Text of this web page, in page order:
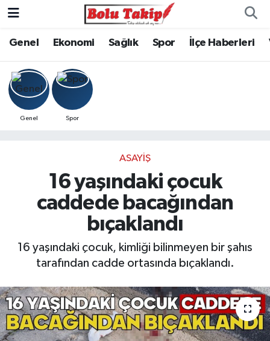
Genel Ekonomi Sağlık Spor İlçe Haberleri
Genel Spor
ASAYIŞ
16 yaşındaki çocuk
caddede bacağından
bıçaklandı
16 yaşındaki çocuk, kimliği bilinmeyen bir şahıs
tarafından cadde ortasında bıçaklandı.